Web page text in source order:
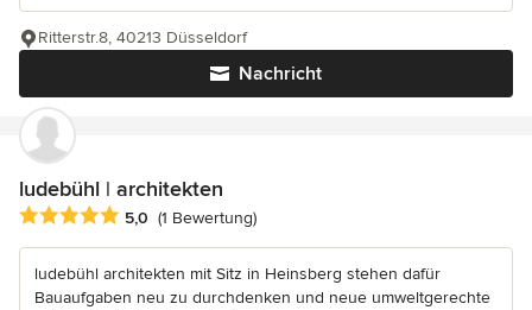
Nachricht
Ritterstr.8, 40213 Düsseldorf
ludebühl | architekten
Durchschnittliche Bewertung: 5 von 5 Sternen
5,0 (1 Bewertung)
ludebühl architekten mit Sitz in Heinsberg stehen dafür
Bauaufgaben neu zu durchdenken und neue umweltgerechte